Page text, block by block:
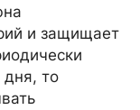
и защищает
дня, то